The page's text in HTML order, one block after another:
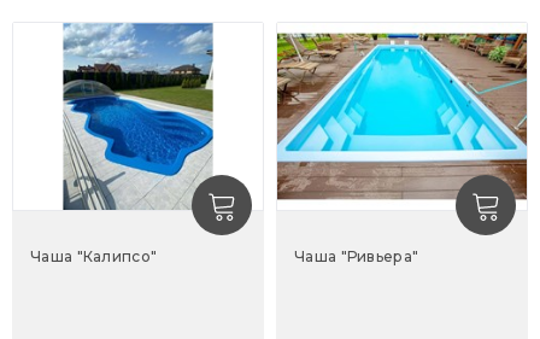
Чаша "Калипсо" Чаша "Ривьера"